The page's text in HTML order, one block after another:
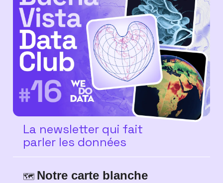
La newsletter qui fait
parler les données
🗺️ Notre carte blanche